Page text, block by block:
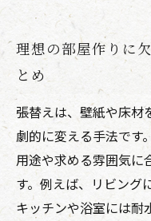
理想の部屋作りに
とめ
張替えは、壁紙や床材
劇的に変える手法です
用途や求める雰囲気に
す。例えば、リビング
キッチンや浴室には耐